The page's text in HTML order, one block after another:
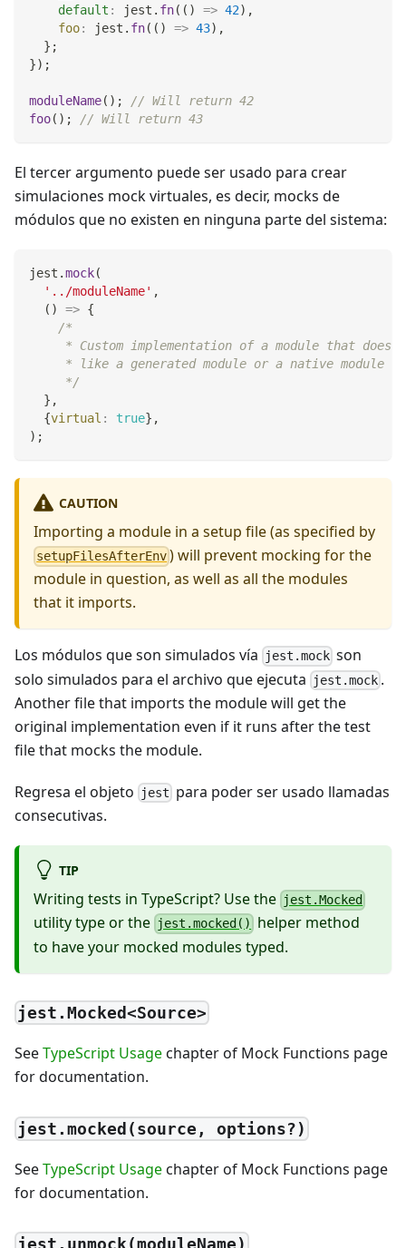
default : jest . fn( ( ) => 42) ,
foo: jest . fn( ( ) => 43) ,
} ;
}) ;
moduleName( ) ;
// Will return 42
foo( ) ; // Will return 43
El tercer argumento puede ser usado para crear
simulaciones mock virtuales, es decir, mocks de
módulos que no existen en ninguna parte del sistema:
jest .mock(
'../moduleName' ,
( ) => {
/*
* Custom implementation of a module that
* like a generated module or a native module
     */
} ,
{virtual : true} ,
) ;
CAUTION
Importing a module in a setup file (as specified by
setupFilesAfterEnv ) will prevent mocking for the
module in question, as well as all the modules
that it imports.
Los módulos que son simulados vía jest.mock son
solo simulados para el archivo que ejecuta
jest.mock .
Another file that imports the module will get the
original implementation even if it runs after the test
file that mocks the module.
Regresa el objeto jest para poder ser usado llamadas
consecutivas.
TIP
Writing tests in TypeScript? Use the jest.Mocked
utility type or the jest.mocked()
helper method
to have your mocked modules typed.
jest.Mocked<Source>
SeeTypeScript Usagechapter of Mock Functions page
for documentation.
jest.mocked(source, options?)
SeeTypeScript Usagechapter of Mock Functions page
for documentation.
jest.unmock(moduleName)